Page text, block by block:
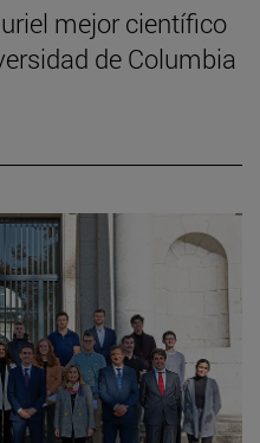
mejor científico
de Columbia